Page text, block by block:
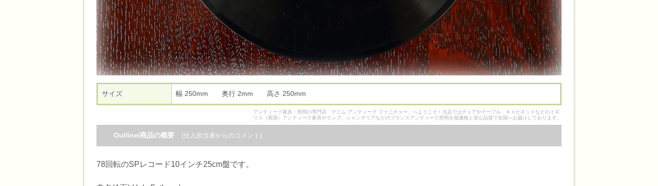
サイズ 幅 250mm 奥行 2mm 高さ 250mm
アンティーク家具・照明の専門店「デニム アンティーク ファニチャー」へようこそ！当店ではチェアやテーブル、キャビネットなどのイギ
リス（英国）アンティーク家具やランプ、シャンデリアなどのフランスアンティーク照明を低価格と安心品質で全国へお届けしております。
Outline/商品の概要 (仕入担当者からのコメント)
78回転のSPレコード10インチ25cm盤です。